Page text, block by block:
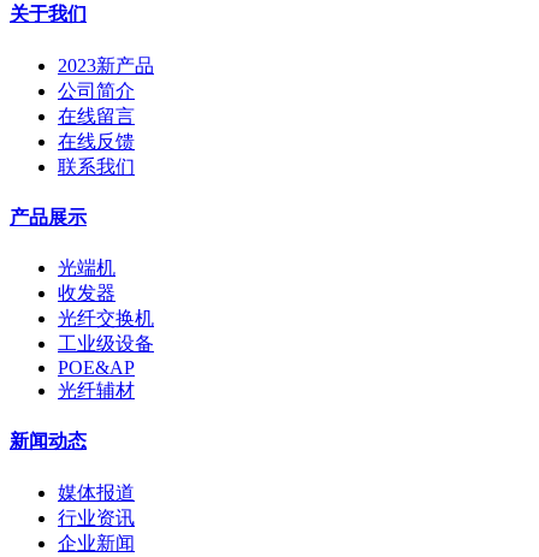
关于我们
2023新产品
公司简介
在线留言
在线反馈
联系我们
产品展示
光端机
收发器
光纤交换机
工业级设备
POE&AP
光纤辅材
新闻动态
媒体报道
行业资讯
企业新闻